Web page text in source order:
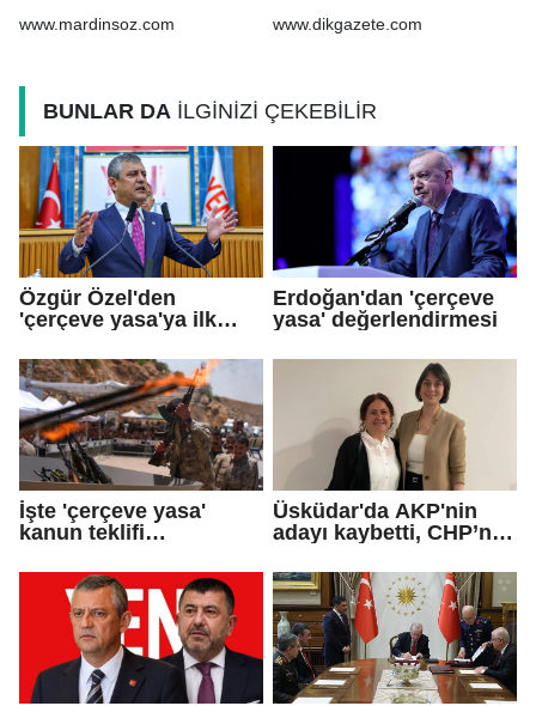
Taşıdı
www.mardinsoz.com
Şeria’daki saldırılarını
www.dikgazete.com
BUNLAR DA İLGİNİZİ ÇEKEBİLİR
Özgür Özel'den
'çerçeve yasa'ya ilk
Erdoğan'dan 'çerçeve
yasa' değerlendirmesi
İşte 'çerçeve yasa'
kanun teklifi
Üsküdar'da AKP'nin
adayı kaybetti, CHP’nin
Çetinkaya Başkan
Vekili seçildi